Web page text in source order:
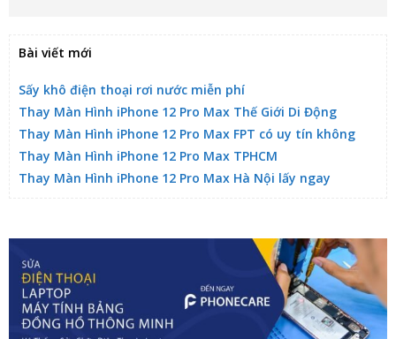
Bài viết mới
Sấy khô điện thoại rơi nước miễn phí
Thay Màn Hình iPhone 12 Pro Max Thế Giới Di Động
Thay Màn Hình iPhone 12 Pro Max FPT có uy tín không
Thay Màn Hình iPhone 12 Pro Max TPHCM
Thay Màn Hình iPhone 12 Pro Max Hà Nội lấy ngay